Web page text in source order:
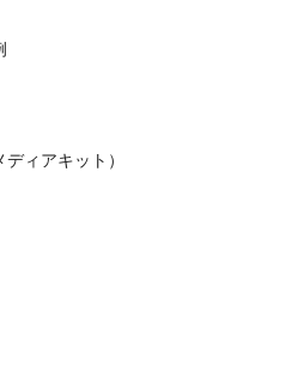
ィアキット）